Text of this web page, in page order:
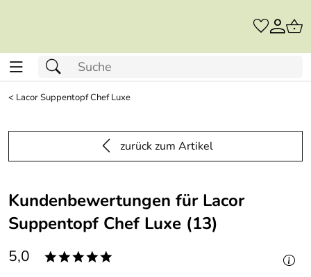
< Lacor Suppentopf Chef Luxe
zurück zum Artikel
Kundenbewertungen für Lacor
Suppentopf Chef Luxe (13)
5,0 *****